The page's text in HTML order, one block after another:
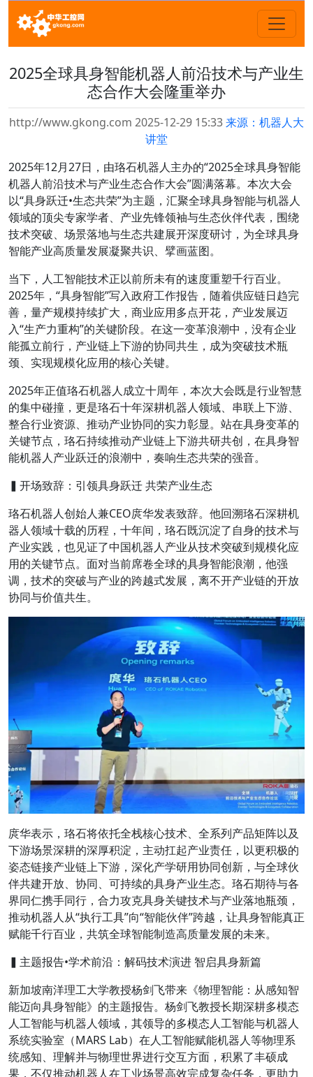
2025全球具身智能机器人前沿技术与产业生
态合作大会隆重举办
http://www.gkong.com 2025-12-29 15:33来源：机器人大
讲堂
2025年12月27日，由珞石机器人主办的“2025全球具身智能
机器人前沿技术与产业生态合作大会”圆满落幕。本次大会
以“具身跃迁•生态共荣”为主题， 汇聚全球具身智能与机器人
领域的顶尖专家学者、产业先锋领袖与生态伙伴代表 ，围绕
技术突破、场景落地与生态共建展开深度研讨，为全球具身
智能产业高质量发展凝聚共识、擘画蓝图。
当下，人工智能技术正以前所未有的速度重塑千行百业。
2025年，“具身智能”写入政府工作报告，随着供应链日趋完
善，量产规模持续扩大，商业应用多点开花，产业发展迈
入“生产力重构”的关键阶段。在这一变革浪潮中，没有企业
能孤立前行，产业链上下游的协同共生，成为突破技术瓶
颈、实现规模化应用的核心关键。
2025年正值珞石机器人成立十周年，本次大会既是行业智慧
的集中碰撞，更是珞石十年深耕机器人领域、串联上下游、
整合行业资源、推动产业协同的实力彰显。站在具身变革的
关键节点，珞石持续推动产业链上下游共研共创，在具身智
能机器人产业跃迁的浪潮中，奏响生态共荣的强音。
▍开场致辞：引领具身跃迁 共荣产业生态
珞石机器人创始人兼CEO庹华发表致辞。他回溯珞石深耕机
器人领域十载的历程，十年间，珞石既沉淀了自身的技术与
产业实践，也见证了中国机器人产业从技术突破到规模化应
用的关键节点。面对当前席卷全球的具身智能浪潮，他强
调，技术的突破与产业的跨越式发展，离不开产业链的开放
协同与价值共生。
庹华表示，珞石将依托全栈核心技术、全系列产品矩阵以及
下游场景深耕的深厚积淀，主动扛起产业责任， 以更积极的
姿态链接产业链上下游 ，深化产学研用协同创新，与全球伙
伴共建开放、协同、可持续的具身产业生态。珞石期待与各
界同仁携手同行，合力攻克具身关键技术与产业落地瓶颈，
推动机器人从“执行工具”向“智能伙伴”跨越，让具身智能真正
赋能千行百业，共筑全球智能制造高质量发展的未来。
▍主题报告•学术前沿：解码技术演进 智启具身新篇
新加坡南洋理工大学教授杨剑飞带来 《物理智能：从感知智
能迈向具身智能》 的主题报告。杨剑飞教授长期深耕多模态
人工智能与机器人领域，其领导的多模态人工智能与机器人
系统实验室（MARS Lab）在人工智能赋能机器人等物理系
统感知、理解并与物理世界进行交互方面，积累了丰硕成
果，不仅推动机器人在工业场景高效完成复杂任务，更助力